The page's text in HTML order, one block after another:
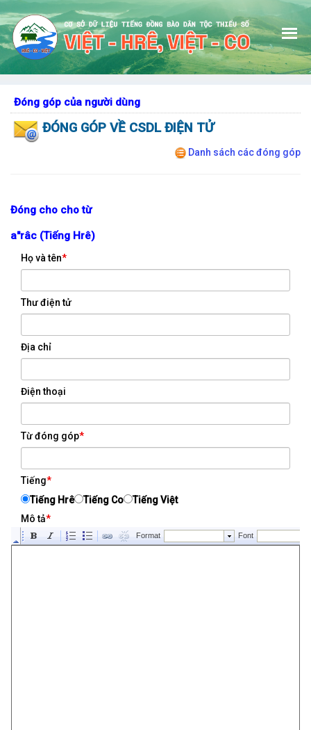
GIỚI THIỆU
TRA TỪ TIẾNG CO
TRA CÂU TIẾNG CO
HƯỚNG DẪN
ĐÓNG GÓP CHO CSDL
BỘ GÕ
Đóng góp của người dùng
ĐÓNG GÓP VỀ CSDL ĐIỆN TỬ
Danh sách các đóng góp
Đóng cho cho từ
a''râc (Tiếng Hrê)
Họ và tên*
Thư điện tử
Địa chỉ
Điện thoại
Từ đóng góp*
Tiếng*
Tiếng Hrê
Tiếng Co
Tiếng Việt
Mô tả*